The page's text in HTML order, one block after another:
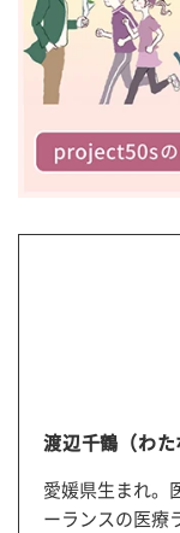
渡辺千鶴（わた
愛媛県生まれ。
ーランスの医療